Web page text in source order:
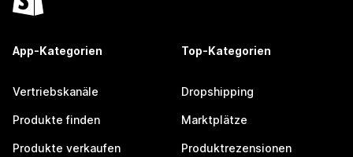
App-Kategorien
Vertriebskanäle
Produkte finden
Produkte verkaufen
Top-Kategorien
Dropshipping
Marktplätze
Produktrezensionen